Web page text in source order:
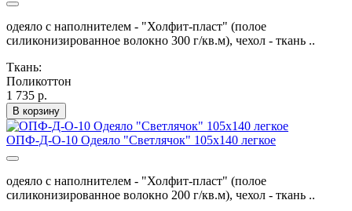
одеяло с наполнителем - "Холфит-пласт" (полое
силиконизированное волокно 300 г/кв.м), чехол - ткань ..
Ткань:
Поликоттон
1 735 р.
В корзину
ОПФ-Д-О-10 Одеяло "Светлячок" 105х140 легкое
одеяло с наполнителем - "Холфит-пласт" (полое
силиконизированное волокно 200 г/кв.м), чехол - ткань ..